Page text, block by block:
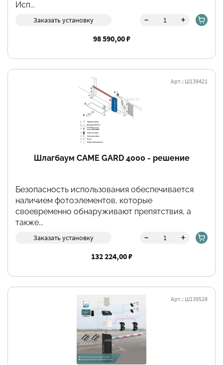
Исп...
Заказать установку - +
98 590,00 ₽
Шлагбаум CAME GARD 4000 - решение
Арт.: Ш139421
Безопасность использования обеспечивается
наличием фотоэлементов, которые
своевременно обнаруживают препятствия, а
также...
Заказать установку - +
132 224,00 ₽
Арт.: Ш139528